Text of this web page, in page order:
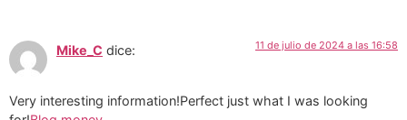
Mike_C dice: 11 de julio de 2024 a las 16:58
Very interesting information!Perfect just what I was looking